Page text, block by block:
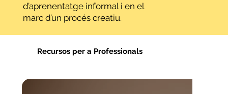
d’aprenentatge informal i en el
marc d’un procés creatiu.
Recursos per a Professionals